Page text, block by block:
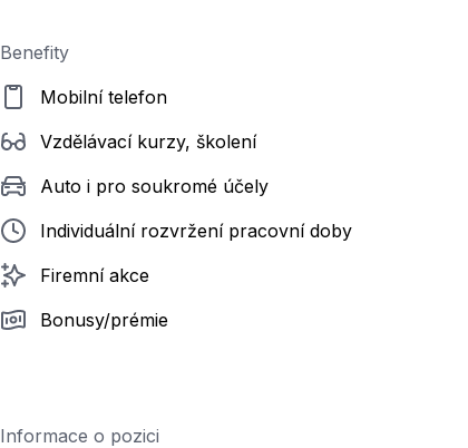
Benefity
Mobilní telefon
Vzdělávací kurzy, školení
Auto i pro soukromé účely
Individuální rozvržení pracovní doby
Firemní akce
Bonusy/prémie
Informace o pozici